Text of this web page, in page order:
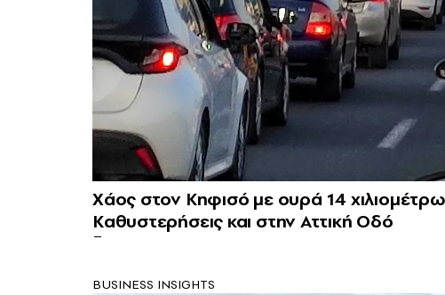
Χάος στον Κηφισό με ουρά 14
Kαθυστερήσεις και στην Αττική Οδό
BUSINESS INSIGHTS